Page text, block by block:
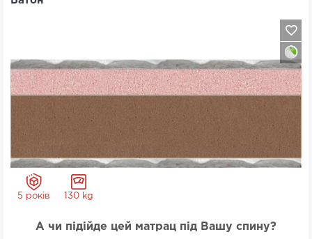
5 років 130 kg
А чи підійде цей матрац під Вашу спину?